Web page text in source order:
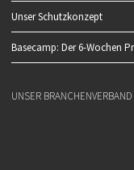
Unser Schutzkonzept
Basecamp: Der 6-Wochen
UNSER BRANCHENVERBAND